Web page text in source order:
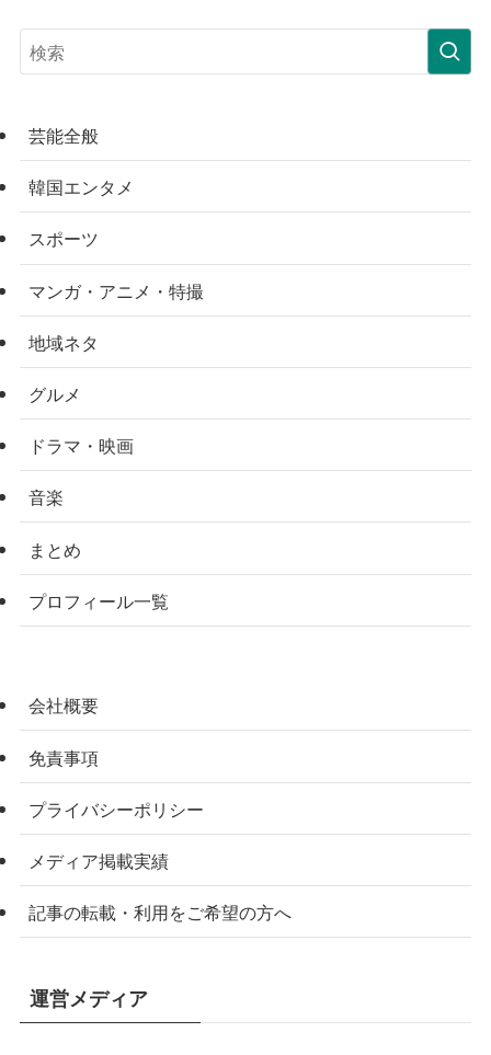
芸能全般
韓国エンタメ
スポーツ
マンガ・アニメ・特撮
地域ネタ
グルメ
ドラマ・映画
音楽
まとめ
プロフィール一覧
会社概要
免責事項
プライバシーポリシー
メディア掲載実績
記事の転載・利用をご希望の方へ
運営メディア